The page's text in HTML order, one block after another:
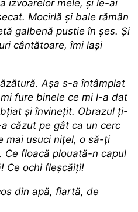
izvoarelor mele, şi le-ai
Mocirlă şi bale rămân
galbenă pustie în şes. Şi
cântătoare, îmi laşi
Aşa s-a întâmplat
fure binele ce mi l-a dat
şi învineţit. Obrazul ţi-
căzut pe gât ca un cerc
mai usuci niţel, o să-ţi
Ce floacă plouată-n capul
Ce ochi fleşcăiţi!
din apă, fiartă, de